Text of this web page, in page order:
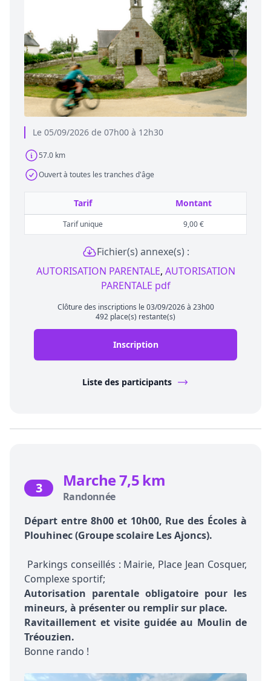
Le 05/09/2026 de 07h00 à 12h30
57.0 km
Ouvert à toutes les tranches d'âge
Tarif Montant
Tarif unique 9,00 €
Fichier(s) annexe(s) :
AUTORISATION PARENTALE, AUTORISATION
PARENTALE pdf
Clôture des inscriptions le 03/09/2026 à 23h00
492 place(s) restante(s)
Inscription
Liste des participants
3 Marche 7,5 km
Randonnée
Départ entre 8h00 et 10h00, Rue des Écoles à
Plouhinec (Groupe scolaire Les Ajoncs).
Parkings conseillés : Mairie, Place Jean Cosquer,
Complexe sportif;
Autorisation parentale obligatoire pour les
mineurs, à présenter ou remplir sur place.
Ravitaillement et visite guidée au Moulin de
Tréouzien.
Bonne rando !